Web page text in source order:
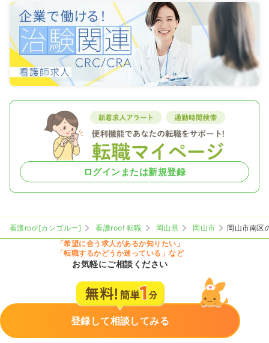
ログインまたは新規登録
看護roo![カンゴルー] 看護roo! 転職 岡山県 岡山市
岡山市南区
「希望に合う求人があるか知りたい」
「転職するかどうか迷っている」など
お気軽にご相談ください
登録して相談してみる